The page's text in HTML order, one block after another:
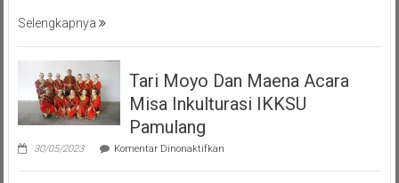
Giat
(PMP
Tangsel
Selengkapnya
Tari Moyo Dan Maena Acara
Misa Inkulturasi IKKSU
Pamulang
30/05/2023 Komentar Dinonaktifkanpada
Moyo